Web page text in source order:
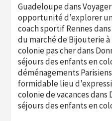
Guadeloupedans
opportunité d’explorer
coach sportif Rennesdans
du marché de Bijouterie
colonie pas cherdans
séjours des enfants en
déménagements Parisiens
formidable lieu
colonie de vacancesdans
séjours des enfants en